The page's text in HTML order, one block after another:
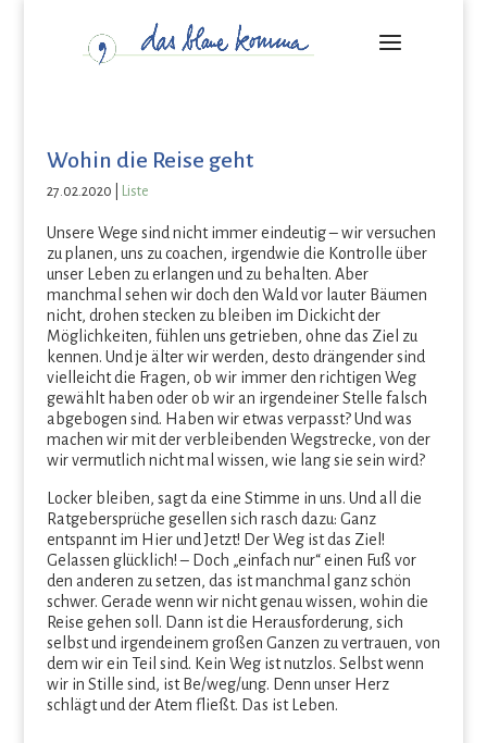
Wohin die Reise geht
27.02.2020 Liste
Unsere Wege sind nicht immer eindeutig – wir versuchen
zu planen, uns zu coachen, irgendwie die Kontrolle über
unser Leben zu erlangen und zu behalten. Aber
manchmal sehen wir doch den Wald vor lauter Bäumen
nicht, drohen stecken zu bleiben im Dickicht der
Möglichkeiten, fühlen uns getrieben, ohne das Ziel zu
kennen. Und je älter wir werden, desto drängender sind
vielleicht die Fragen, ob wir immer den richtigen Weg
gewählt haben oder ob wir an irgendeiner Stelle falsch
abgebogen sind. Haben wir etwas verpasst? Und was
machen wir mit der verbleibenden Wegstrecke, von der
wir vermutlich nicht mal wissen, wie lang sie sein wird?
Locker bleiben, sagt da eine Stimme in uns. Und all die
Ratgebersprüche gesellen sich rasch dazu: Ganz
entspannt im Hier und Jetzt! Der Weg ist das Ziel!
Gelassen glücklich! – Doch „einfach nur“ einen Fuß vor
den anderen zu setzen, das ist manchmal ganz schön
schwer. Gerade wenn wir nicht genau wissen, wohin die
Reise gehen soll. Dann ist die Herausforderung, sich
selbst und irgendeinem großen Ganzen zu vertrauen, von
dem wir ein Teil sind. Kein Weg ist nutzlos. Selbst wenn
wir in Stille sind, ist Be/weg/ung. Denn unser Herz
schlägt und der Atem fließt. Das ist Leben.